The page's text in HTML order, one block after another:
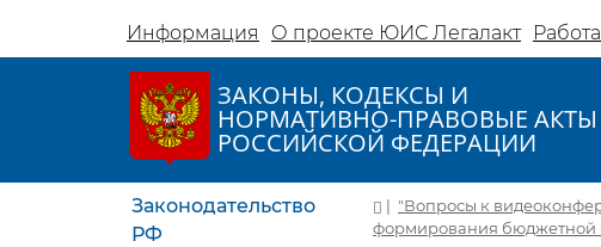
Информация О проекте ЮИС Легалакт
ЗАКОНЫ, КОДЕКСЫ И
НОРМАТИВНО-ПРАВОВЫЕ АКТЫ
РОССИЙСКОЙ ФЕДЕРАЦИИ
Законодательство
РФ
| "Вопросы к
формирования бюджетной